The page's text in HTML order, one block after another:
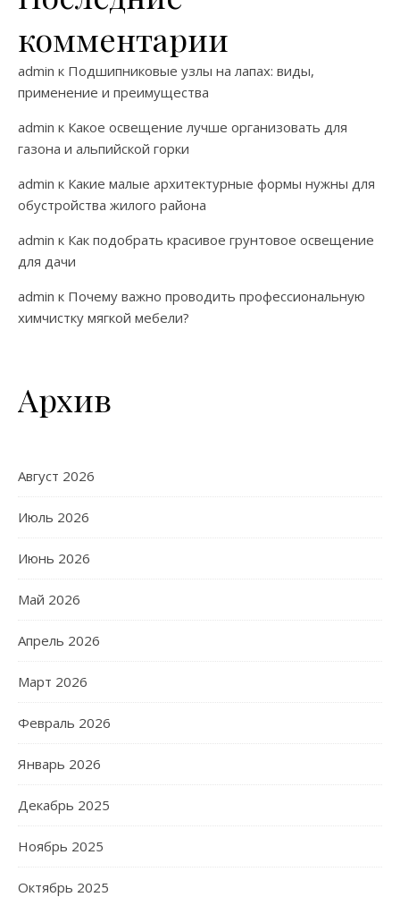
комментарии
admin к Подшипниковые узлы на лапах: виды,
применение и преимущества
admin к Какое освещение лучше организовать для
газона и альпийской горки
admin к Какие малые архитектурные формы нужны для
обустройства жилого района
admin к Как подобрать красивое грунтовое освещение
для дачи
admin к Почему важно проводить профессиональную
химчистку мягкой мебели?
Архив
Август 2026
Июль 2026
Июнь 2026
Май 2026
Апрель 2026
Март 2026
Февраль 2026
Январь 2026
Декабрь 2025
Ноябрь 2025
Октябрь 2025